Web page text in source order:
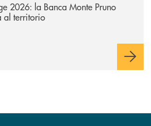
2026: la Banca Monte Pruno
al territorio